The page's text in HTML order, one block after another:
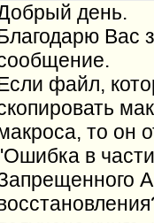
день.
Вас
файл,
то он
в